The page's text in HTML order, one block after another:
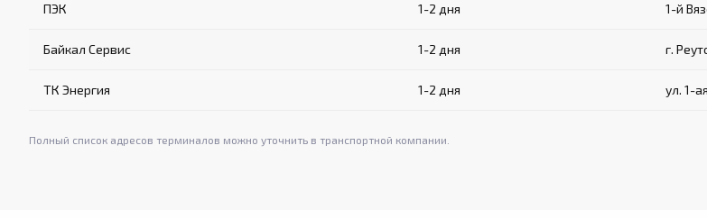
ПЭК 1-2 дня 1-й
Байкал Сервис 1-2 дня г.
ТК Энергия 1-2 дня ул. 1-
Полный список адресов терминалов можно уточнить в транспортной компании.